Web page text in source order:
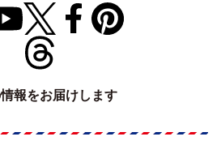
報をお届けします